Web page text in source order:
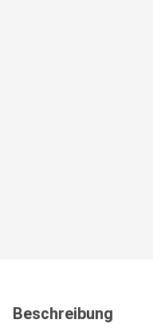
Beschreibung